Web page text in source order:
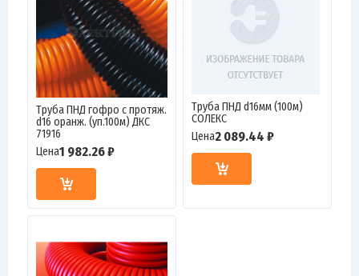
Труба ПНД гофро c протяж.
d16 оранж. (уп.100м) ДКС
71916
Цена1 982.26 ₽
Труба ПНД d16мм (100м)
СОЛЕКС
Цена2 089.44 ₽